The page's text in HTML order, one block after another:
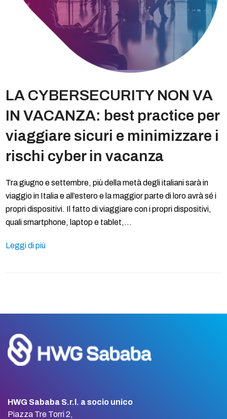
LA CYBERSECURITY NON VA
IN VACANZA: best practice per
viaggiare sicuri e minimizzare i
rischi cyber in vacanza
Tra giugno e settembre, più della metà degli italiani sarà in
viaggio in Italia e all’estero e la maggior parte di loro avrà sé i
propri dispositivi. Il fatto di viaggiare con i propri dispositivi,
quali smartphone, laptop e tablet,…
Leggi di più
HWG Sababa S.r.l. a socio unico
Piazza Tre Torri 2,